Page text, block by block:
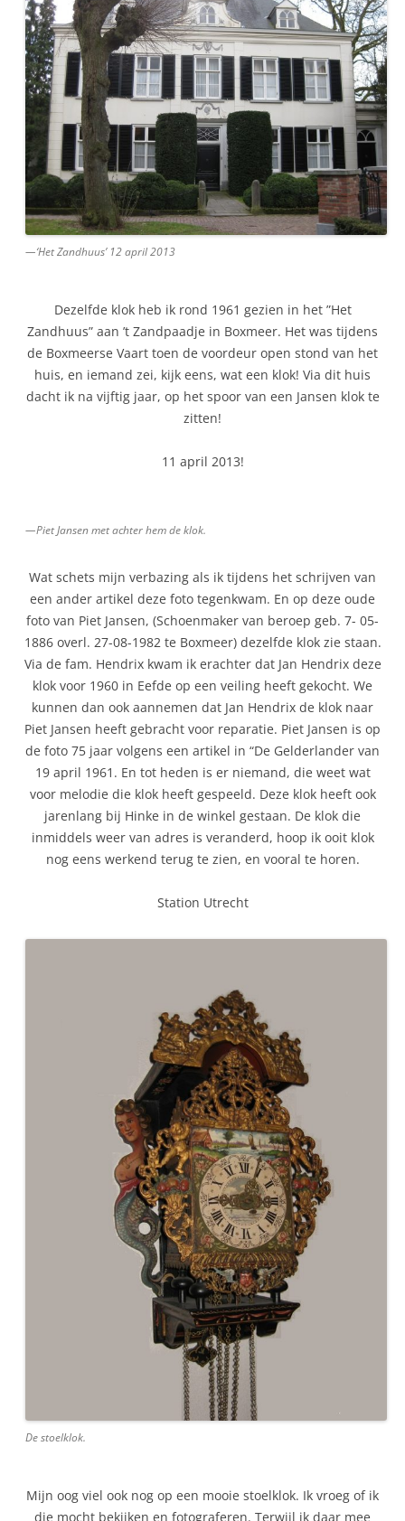
—‘Het Zandhuus’ 12 april 2013
Dezelfde klok heb ik rond 1961 gezien in het ”Het
Zandhuus” aan ’t Zandpaadje in Boxmeer. Het was tijdens
de Boxmeerse Vaart toen de voordeur open stond van het
huis, en iemand zei, kijk eens, wat een klok! Via dit huis
dacht ik na vijftig jaar, op het spoor van een Jansen klok te
zitten!
11 april 2013!
—Piet Jansen met achter hem de klok.
Wat schets mijn verbazing als ik tijdens het schrijven van
een ander artikel deze foto tegenkwam. En op deze oude
foto van Piet Jansen, (Schoenmaker van beroep geb. 7- 05-
1886 overl. 27-08-1982 te Boxmeer) dezelfde klok zie staan.
Via de fam. Hendrix kwam ik erachter dat Jan Hendrix deze
klok voor 1960 in Eefde op een veiling heeft gekocht. We
kunnen dan ook aannemen dat Jan Hendrix de klok naar
Piet Jansen heeft gebracht voor reparatie. Piet Jansen is op
de foto 75 jaar volgens een artikel in “De Gelderlander van
19 april 1961. En tot heden is er niemand, die weet wat
voor melodie die klok heeft gespeeld. Deze klok heeft ook
jarenlang bij Hinke in de winkel gestaan. De klok die
inmiddels weer van adres is veranderd, hoop ik ooit klok
nog eens werkend terug te zien, en vooral te horen.
Station Utrecht
De stoelklok.
Mijn oog viel ook nog op een mooie stoelklok. Ik vroeg of ik
die mocht bekijken en fotograferen. Terwijl ik daar mee